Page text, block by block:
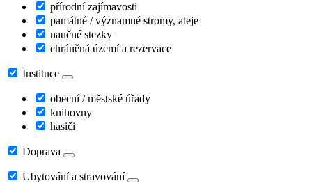
přírodní zajímavosti
památné / významné stromy, aleje
naučné stezky
chráněná území a rezervace
Instituce
obecní / městské úřady
knihovny
hasiči
Doprava
Ubytování a stravování